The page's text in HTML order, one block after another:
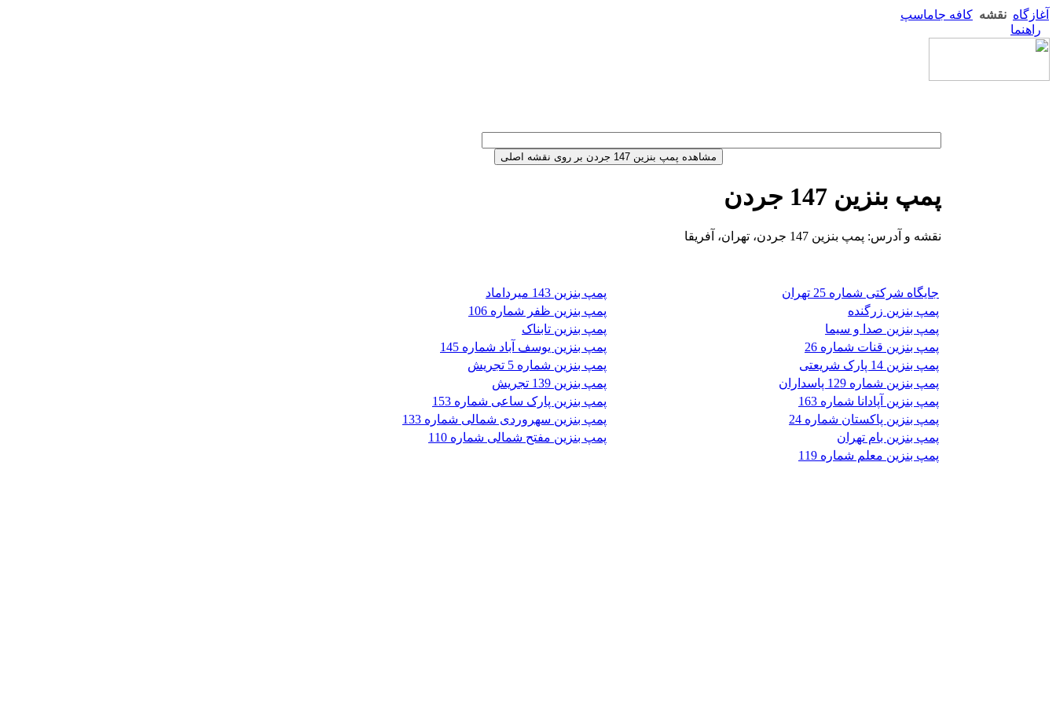
آغازگاه نقشه کافه جاماسپ
راهنما
پمپ بنزین 147 جردن
نقشه و آدرس: پمپ بنزین 147 جردن، تهران، آفریقا
جایگاه شرکتی شماره 25 تهران
پمپ بنزین 143 میرداماد
پمپ بنزین زرگنده
پمپ بنزین ظفر شماره 106
پمپ بنزین صدا و سیما
پمپ بنزین تابناک
پمپ بنزین قنات شماره 26
پمپ بنزین یوسف آباد شماره 145
پمپ بنزین 14 پارک شریعتی
پمپ بنزین شماره 5 تجریش
پمپ بنزین شماره 129 پاسداران
پمپ بنزین 139 تجریش
پمپ بنزین آپادانا شماره 163
پمپ بنزین پارک ساعی شماره 153
پمپ بنزین پاکستان شماره 24
پمپ بنزین سهروردی شمالی شماره 133
پمپ بنزین بام تهران
پمپ بنزین مفتح شمالی شماره 110
پمپ بنزین معلم شماره 119